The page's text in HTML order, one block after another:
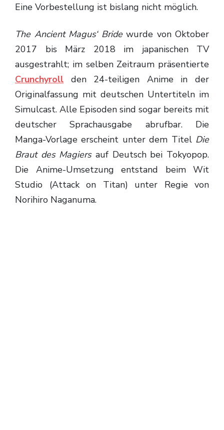
Eine Vorbestellung ist bislang nicht möglich.
The Ancient Magus‘ Bridewurde von Oktober
2017 bis März 2018 im japanischen TV
ausgestrahlt; im selben Zeitraum präsentierte
Crunchyroll den 24-teiligen Anime in der
Originalfassung mit deutschen Untertiteln im
Simulcast. Alle Episoden sind sogar bereits mit
deutscher Sprachausgabe abrufbar. Die
Manga-Vorlage erscheint unter dem Titel Die
Braut des Magiersauf Deutsch bei Tokyopop.
Die Anime-Umsetzung entstand beim Wit
Studio (Attack on Titan) unter Regie von
Norihiro Naganuma.